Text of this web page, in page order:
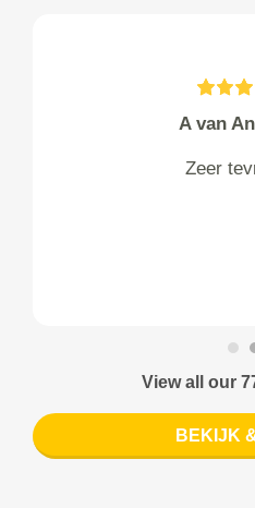
A van
Zeer
View all our
BEKIJK